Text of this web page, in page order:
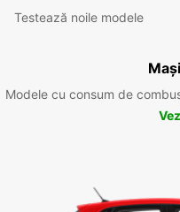
Testează noile modele
Modele cu consum de